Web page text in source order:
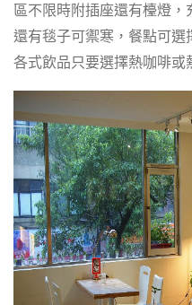
區不限時附插座還有檯燈
還有毯子可禦寒，餐點可選
各式飲品只要選擇熱咖啡或